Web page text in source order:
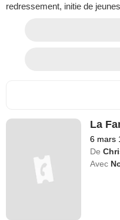
redressement, initie de
La
6 mars
De
Avec